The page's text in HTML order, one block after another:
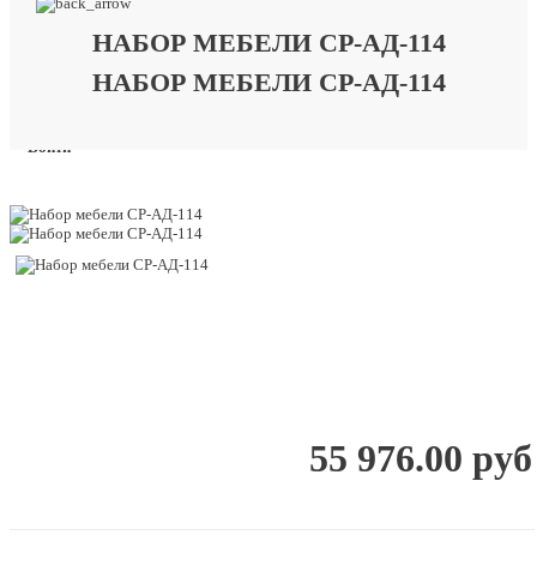
Войти
НАБОР МЕБЕЛИ СР-АД-114
НАБОР МЕБЕЛИ СР-АД-114
55 976.00 руб